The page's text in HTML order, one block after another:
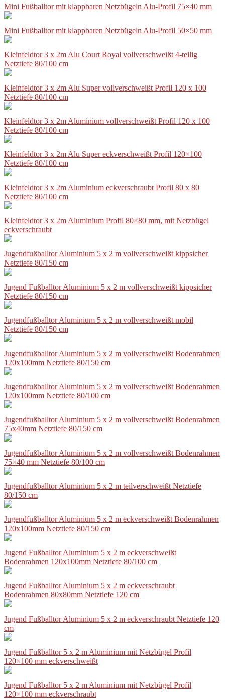
Mini Fußballtor mit klappbaren Netzbügeln Alu-Profil 75×40 mm
Mini Fußballtor mit klappbaren Netzbügeln Alu-Profil 50×50 mm
Kleinfeldtor 3 x 2m Alu Court Royal vollverschweißt 4-teilig
Netztiefe 80/100 cm
Kleinfeldtor 3 x 2m Alu Super vollverschweißt Profil 120 x 100
Netztiefe 80/100 cm
Kleinfeldtor 3 x 2m Aluminium vollverschweißt Profil 120 x 100
Netztiefe 80/100 cm
Kleinfeldtor 3 x 2m Alu Super eckverschweißt Profil 120×100
Netztiefe 80/100 cm
Kleinfeldtor 3 x 2m Aluminium eckverschraubt Profil 80 x 80
Netztiefe 80/100 cm
Kleinfeldtor 3 x 2m Aluminium Profil 80×80 mm, mit Netzbügel
eckverschraubt
Jugendfußballtor Aluminium 5 x 2 m vollverschweißt kippsicher
Netztiefe 80/150 cm
Jugend Fußballtor Aluminium 5 x 2 m vollverschweißt kippsicher
Netztiefe 80/150 cm
Jugendfußballtor Aluminium 5 x 2 m vollverschweißt mobil
Netztiefe 80/150 cm
Jugendfußballtor Aluminium 5 x 2 m vollverschweißt Bodenrahmen
120x100mm Netztiefe 80/150 cm
Jugendfußballtor Aluminium 5 x 2 m vollverschweißt Bodenrahmen
120x100mm Netztiefe 80/100 cm
Jugendfußballtor Aluminium 5 x 2 m vollverschweißt Bodenrahmen
75x40mm Netztiefe 80/150 cm
Jugendfußballtor Aluminium 5 x 2 m vollverschweißt Bodenrahmen
75×40 mm Netztiefe 80/100 cm
Jugendfußballtor Aluminium 5 x 2 m teilverschweißt Netztiefe
80/150 cm
Jugendfußballtor Aluminium 5 x 2 m eckverschweißt Bodenrahmen
120x100mm Netztiefe 80/150 cm
Jugend Fußballtor Aluminium 5 x 2 m eckverschweißt
Bodenrahmen 120x100mm Netztiefe 80/100 cm
Jugend Fußballtor Aluminium 5 x 2 m eckverschraubt
Bodenrahmen 80x80mm Netztiefe 120 cm
Jugend Fußballtor Aluminium 5 x 2 m eckverschraubt Netztiefe 120
cm
Jugend Fußballtor 5 x 2 m Aluminium mit Netzbügel Profil
120×100 mm eckverschweißt
Jugend Fußballtor 5 x 2 m Aluminium mit Netzbügel Profil
120×100 mm eckverschraubt